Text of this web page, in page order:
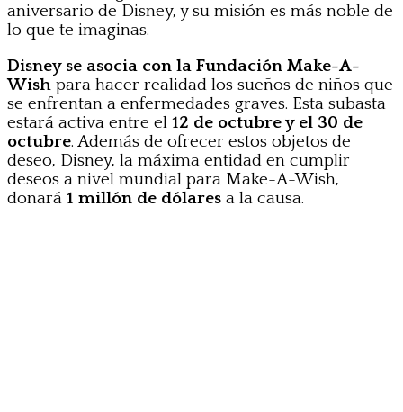
aniversario de Disney, y su misión es más noble de
lo que te imaginas.
Disney se asocia con la Fundación Make-A-
Wish para hacer realidad los sueños de niños que
se enfrentan a enfermedades graves. Esta subasta
estará activa entre el 12 de octubre y el 30 de
octubre. Además de ofrecer estos objetos de
deseo, Disney, la máxima entidad en cumplir
deseos a nivel mundial para Make-A-Wish,
donará 1 millón de dólares a la causa.